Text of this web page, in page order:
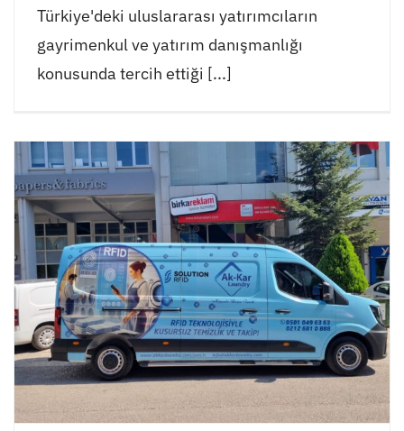
Türkiye'deki uluslararası yatırımcıların
gayrimenkul ve yatırım danışmanlığı
konusunda tercih ettiği [...]